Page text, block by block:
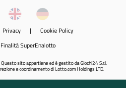
Privacy | Cookie Policy
SuperEnalotto
sito appartiene ed è gestito da Giochi24 S.r.l.
e coordinamento di Lotto.com Holdings LTD.